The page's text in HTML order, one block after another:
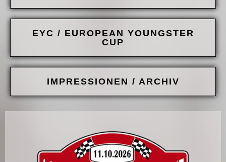
EYC / EUROPEAN YOUNGSTER
CUP
IMPRESSIONEN / ARCHIV